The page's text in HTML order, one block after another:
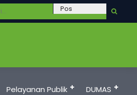
PRESTASI, TERAMPIL, BERAKHLAKUL
Pelayanan Publik DUMAS